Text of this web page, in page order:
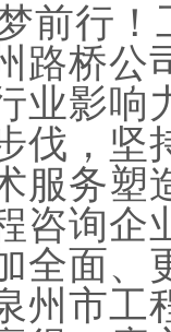
前行！
路桥公
业影响
伐，坚
服务塑
咨询企
全面、
州市工